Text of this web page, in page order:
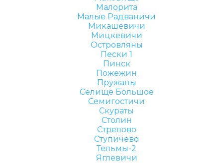
Малорита
Малые Радваничи
Микашевичи
Мицкевичи
Островляны
Пески 1
Пинск
Пожежин
Пружаны
Селище Большое
Семигостичи
Скураты
Столин
Стрелово
Ступичево
Тельмы-2
Яглевичи